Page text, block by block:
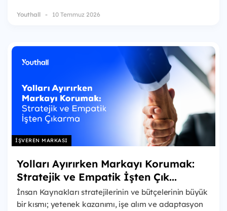
Youthall 10 Temmuz 2026
İŞVEREN MARKASI
Yolları Ayırırken Markayı Korumak:
Stratejik ve Empatik İşten Çık...
İnsan Kaynakları stratejilerinin ve bütçelerinin büyük
bir kısmı; yetenek kazanımı, işe alım ve adaptasyon